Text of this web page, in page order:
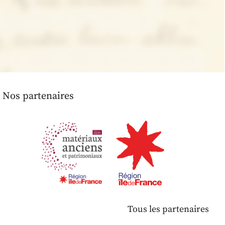
Nos partenaires
Tous les partenaires